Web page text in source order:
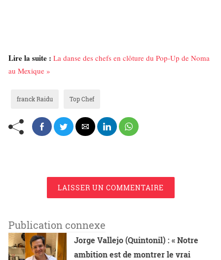
Lire la suite : La danse des chefs en clôture du Pop-Up de Noma
au Mexique »
franck Raidu Top Chef
LAISSER UN COMMENTAIRE
Publication connexe
Jorge Vallejo (Quintonil) : « Notre
ambition est de montrer le vrai